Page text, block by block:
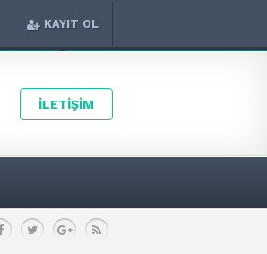
KAYIT OL
İLETİŞİM